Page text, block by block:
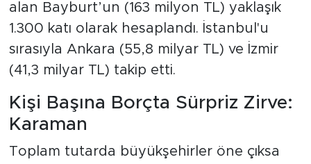
alan Bayburt’un (163 milyon TL) yaklaşık
1.300 katı olarak hesaplandı. İstanbul'u
sırasıyla Ankara (55,8 milyar TL) ve İzmir
(41,3 milyar TL) takip etti.
Kişi Başına Borçta Sürpriz Zirve:
Karaman
Toplam tutarda büyükşehirler öne çıksa